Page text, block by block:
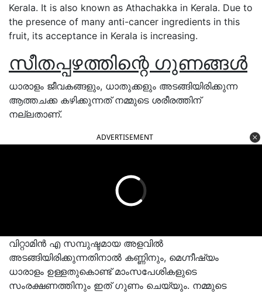
Kerala. It is also known as Athachakka in Kerala. Due to
the presence of many anti-cancer ingredients in this
fruit, its acceptance in Kerala is increasing.
സീതപ്പഴത്തിന്റെ ഗുണങ്ങൾ
ധാരാളം ജീവകങ്ങളും, ധാതുക്കളും അടങ്ങിയിരിക്കുന്ന
ആത്തചക്ക കഴിക്കുന്നത് നമ്മുടെ ശരീരത്തിന്
നല്ലതാണ്.
ADVERTISEMENT
വിറ്റാമിൻ എ സമ്പുഷ്ടമായ അളവിൽ
അടങ്ങിയിരിക്കുന്നതിനാൽ കണ്ണിനും, മെഗ്നീഷ്യം
ധാരാളം ഉള്ളതുകൊണ്ട് മാംസപേശികളുടെ
സംരക്ഷണത്തിനും ഇത് ഗുണം ചെയ്യും. നമ്മുടെ